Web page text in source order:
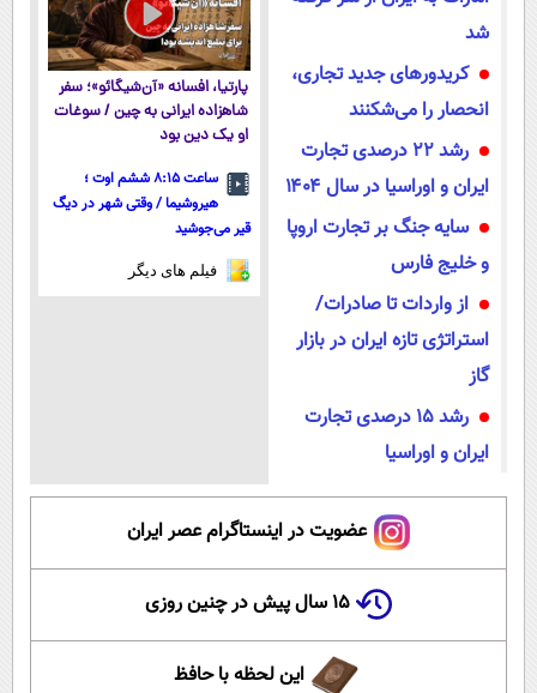
شد
کریدورهای جدید تجاری،
انحصار را می‌شکنند
رشد ۲۲ درصدی تجارت
ایران و اوراسیا در سال ۱۴۰۴
سایه جنگ بر تجارت اروپا
و خلیج فارس
از واردات تا صادرات/
استراتژی تازه ایران در بازار
گاز
رشد ۱۵ درصدی تجارت
ایران و اوراسیا
پارتیا، افسانه «آن‌شیگائو»؛ سفر
شاهزاده ایرانی به چین / سوغات
او یک دین بود
ساعت ۸:۱۵ ششم اوت ؛
هیروشیما / وقتی شهر در دیگ
قیر می‌جوشید
فیلم های دیگر
عضویت در اینستاگرام عصر ایران
۱۵ سال پیش در چنین روزی
این لحظه با حافظ